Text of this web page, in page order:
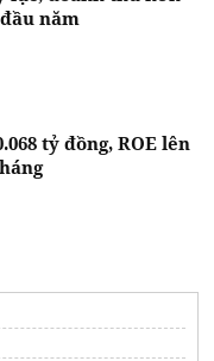
năm
tỷ đồng, ROE lên